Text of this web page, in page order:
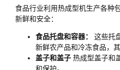
食品行业利用热成型机生产各种
新鲜和安全：
食品托盘和容器：
这些托
新鲜农产品和冷冻食品，
盖子和盖子 热成型盖子和